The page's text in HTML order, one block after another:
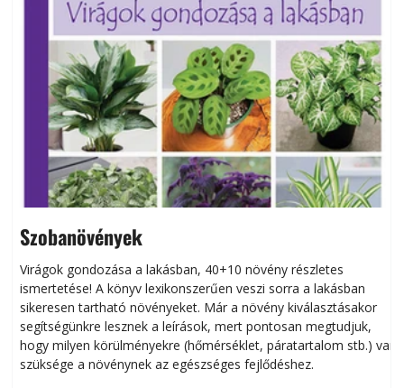
Szobanövények
Virágok gondozása a lakásban, 40+10 növény részletes
ismertetése! A könyv lexikonszerűen veszi sorra a lakásban
sikeresen tart­ha­tó növényeket. Már a növény kiválasztásakor
segítségünkre lesznek a leírások, mert pontosan megtudjuk,
hogy milyen körülményekre (hőmérséklet, páratartalom stb.) van
szüksége a növénynek az egészséges fejlődéshez.